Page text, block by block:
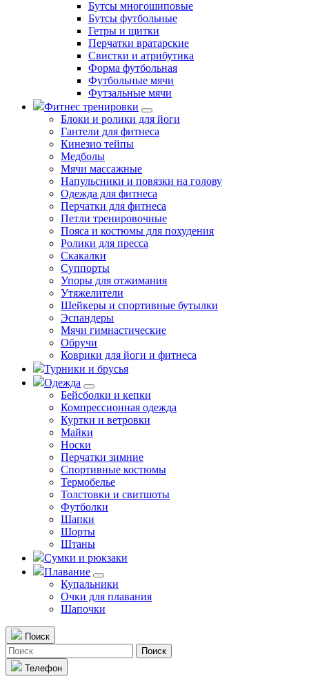
Бутсы многошиповые
Бутсы футбольные
Гетры и щитки
Перчатки вратарские
Свистки и атрибутика
Форма футбольная
Футбольные мячи
Футзальные мячи
Фитнес тренировки
Блоки и ролики для йоги
Гантели для фитнеса
Кинезио тейпы
Медболы
Мячи массажные
Напульсники и повязки на голову
Одежда для фитнеса
Перчатки для фитнеса
Петли тренировочные
Пояса и костюмы для похудения
Ролики для пресса
Скакалки
Суппорты
Упоры для отжимания
Утяжелители
Шейкеры и спортивные бутылки
Эспандеры
Мячи гимнастические
Обручи
Коврики для йоги и фитнеса
Турники и брусья
Одежда
Бейсболки и кепки
Компрессионная одежда
Куртки и ветровки
Майки
Носки
Перчатки зимние
Спортивные костюмы
Термобелье
Толстовки и свитшоты
Футболки
Шапки
Шорты
Штаны
Сумки и рюкзаки
Плавание
Купальники
Очки для плавания
Шапочки
Поиск
Поиск
Телефон